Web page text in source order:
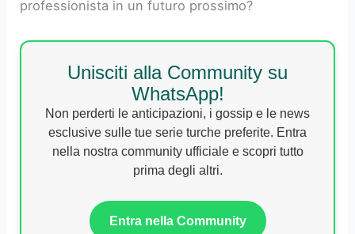
professionista in un futuro prossimo?
Unisciti alla Community su
WhatsApp!
Non perderti le anticipazioni, i gossip e le news
esclusive sulle tue serie turche preferite. Entra
nella nostra community ufficiale e scopri tutto
prima degli altri.
Entra nella Community